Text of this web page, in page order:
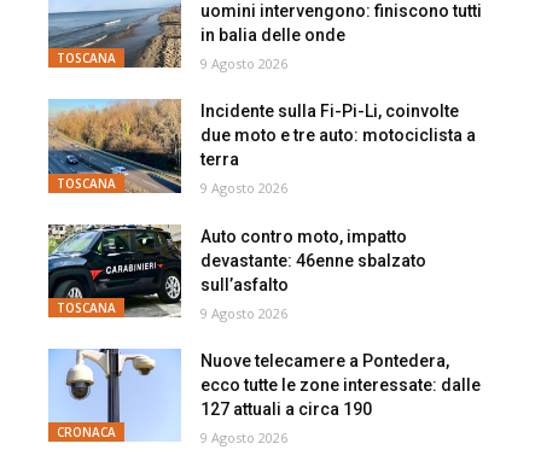
TOSCANA
uomini intervengono: finiscono tutti
in balia delle onde
9 Agosto 2026
TOSCANA
Incidente sulla Fi-Pi-Li, coinvolte
due moto e tre auto: motociclista a
terra
9 Agosto 2026
TOSCANA
Auto contro moto, impatto
devastante: 46enne sbalzato
sull’asfalto
9 Agosto 2026
CRONACA
Nuove telecamere a Pontedera,
ecco tutte le zone interessate: dalle
127 attuali a circa 190
9 Agosto 2026